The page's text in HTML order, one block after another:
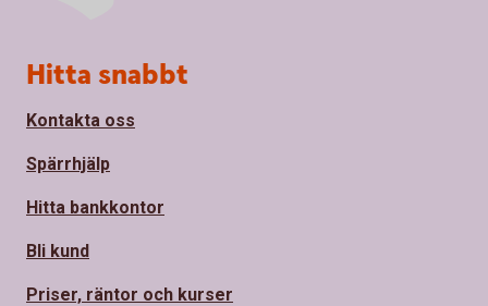
Sidfot
Hitta snabbt
Kontakta oss
Spärrhjälp
Hitta bankkontor
Bli kund
Priser, räntor och kurser